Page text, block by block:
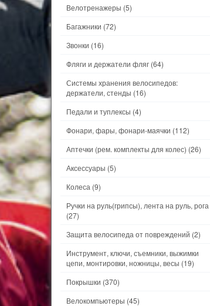
Велотренажеры (5)
Багажники (72)
Звонки (16)
Фляги и держатели фляг (64)
Системы хранения велосипедов:
держатели, стенды (16)
Педали и туплексы (4)
Фонари, фары, фонари-маячки (112)
Аптечки (рем. комплекты для колес) (26)
Аксессуары (5)
Колеса (9)
Ручки на руль(грипсы), лента на руль, рога
(27)
Защита велосипеда от повреждений (2)
Инструмент, ключи, съемники, выжимки
цепи, монтировки, ножницы, весы (19)
Покрышки (370)
Велокомпьютеры (45)